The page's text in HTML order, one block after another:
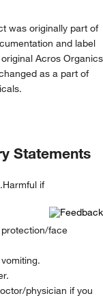
was originally part of
and label
Acros Organics
as a part of
Statements
if
face
physician if you